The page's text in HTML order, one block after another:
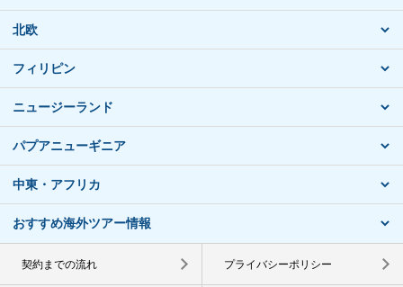
北欧
フィリピン
ニュージーランド
パプアニューギニア
中東・アフリカ
おすすめ海外ツアー情報
契約までの流れ プライバシーポリシー